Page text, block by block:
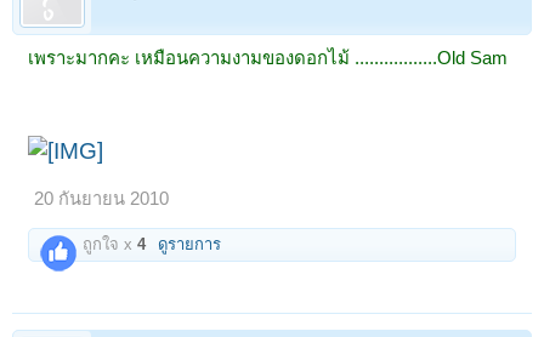
เพราะมากคะ เหมือนความงามของดอกไม้ .................Old Sam
20 กันยายน 2010
ถูกใจ x4 ดูรายการ